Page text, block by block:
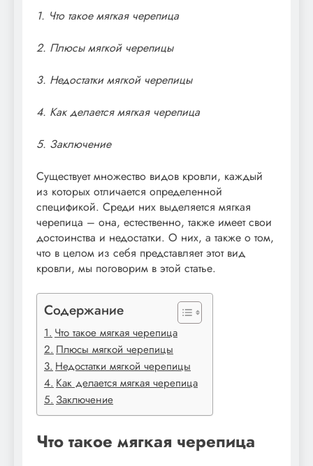
1. Что такое мягкая черепица
2. Плюсы мягкой черепицы
3. Недостатки мягкой черепицы
4. Как делается мягкая черепица
5. Заключение
Существует множество видов кровли, каждый
из которых отличается определенной
спецификой. Среди них выделяется мягкая
черепица – она, естественно, также имеет свои
достоинства и недостатки. О них, а также о том,
что в целом из себя представляет этот вид
кровли, мы поговорим в этой статье.
Содержание
Что такое мягкая черепица
Плюсы мягкой черепицы
Недостатки мягкой черепицы
Как делается мягкая черепица
Заключение
Что такое мягкая черепица